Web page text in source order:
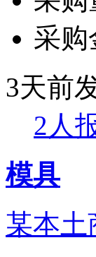
采购
3天前
2人
模具
某本土